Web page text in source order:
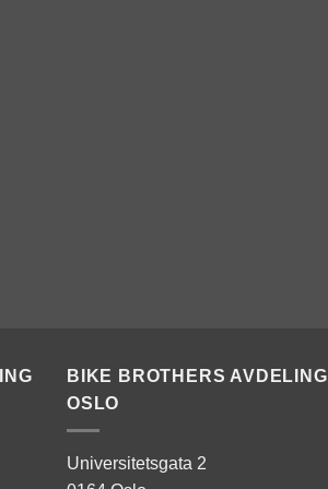
BIKE BROTHERS AVDELING
OSLO
Universitetsgata 2